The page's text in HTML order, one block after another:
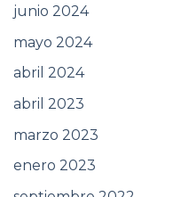
junio 2024
mayo 2024
abril 2024
abril 2023
marzo 2023
enero 2023